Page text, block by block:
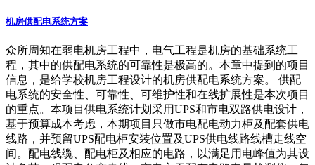
机房供配电系统方案
众所周知在弱电机房工程中，电气工程是机房的基础系统工
程，其中的供配电系统的可靠性是极高的。本章中提到的项目
信息，是给学校机房工程设计的机房供配电系统方案。 供配
电系统的安全性、可靠性、可维护性和在线扩展性是本次项目
的重点。本项目供电系统计划采用UPS和市电双路供电设计，
基于预算成本考虑，本期项目只做市电配电动力柜及配套供电
线路，并预留UPS配电柜安装位置及UPS供电线路线槽走线空
间。配电线缆、配电柜及相应的电路，以满足用电峰值为其设